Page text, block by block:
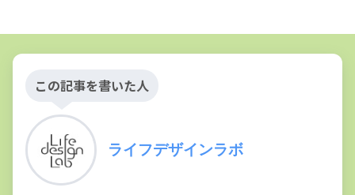
この記事を書いた人
ライフデザインラボ